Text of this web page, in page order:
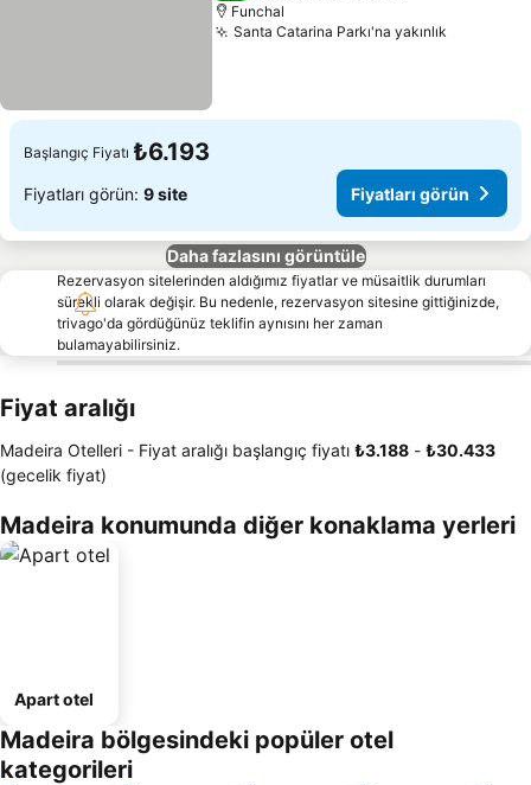
Funchal
Santa Catarina Parkı'na yakınlık
Başlangıç Fiyatı ₺6.193
Fiyatları görün: 9 site Fiyatları görün
Daha fazlasını görüntüle
Rezervasyon sitelerinden aldığımız fiyatlar ve müsaitlik durumları
sürekli olarak değişir. Bu nedenle, rezervasyon sitesine gittiğinizde,
trivago'da gördüğünüz teklifin aynısını her zaman
bulamayabilirsiniz.
Fiyat aralığı
Madeira Otelleri - Fiyat aralığı başlangıç fiyatı ‎₺3.188 - ‎₺30.433
(gecelik fiyat)
Madeira konumunda diğer konaklama yerleri
Apart otel
Madeira bölgesindeki popüler otel
kategorileri